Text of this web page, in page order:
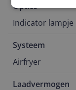
Opties
Indicator lampje
Systeem
Airfryer
Laadvermogen